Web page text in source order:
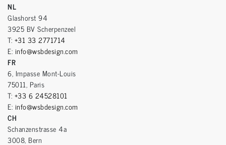
NL
Glashorst 94
3925 BV Scherpenzeel
T: +31 33 2771714
E: info@wsbdesign.com
FR
6, Impasse Mont-Louis
75011, Paris
T: +33 6 24528101
E: info@wsbdesign.com
CH
Schanzenstrasse 4a
3008, Bern